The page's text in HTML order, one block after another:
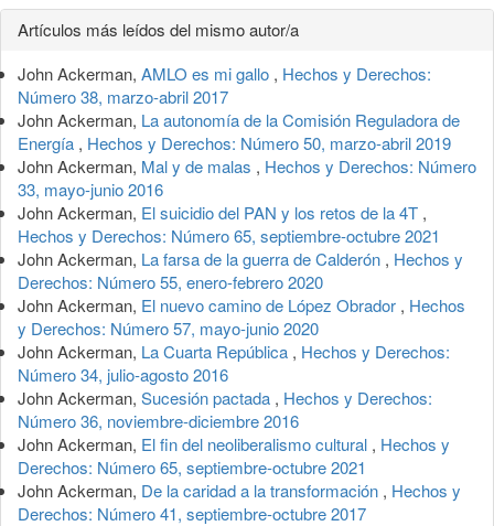
Detalles
del
artículo
Artículos más leídos del mismo autor/a
John Ackerman, AMLO es mi gallo , Hechos y Derechos:
Número 38, marzo-abril 2017
John Ackerman, La autonomía de la Comisión Reguladora de
Energía , Hechos y Derechos: Número 50, marzo-abril 2019
John Ackerman, Mal y de malas , Hechos y Derechos: Número
33, mayo-junio 2016
John Ackerman, El suicidio del PAN y los retos de la 4T ,
Hechos y Derechos: Número 65, septiembre-octubre 2021
John Ackerman, La farsa de la guerra de Calderón , Hechos y
Derechos: Número 55, enero-febrero 2020
John Ackerman, El nuevo camino de López Obrador , Hechos
y Derechos: Número 57, mayo-junio 2020
John Ackerman, La Cuarta República , Hechos y Derechos:
Número 34, julio-agosto 2016
John Ackerman, Sucesión pactada , Hechos y Derechos:
Número 36, noviembre-diciembre 2016
John Ackerman, El fin del neoliberalismo cultural , Hechos y
Derechos: Número 65, septiembre-octubre 2021
John Ackerman, De la caridad a la transformación , Hechos y
Derechos: Número 41, septiembre-octubre 2017